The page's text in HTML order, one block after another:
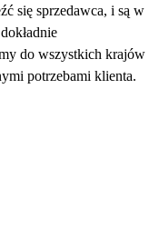
się sprzedawca, i są w
do wszystkich krajów
potrzebami klienta.